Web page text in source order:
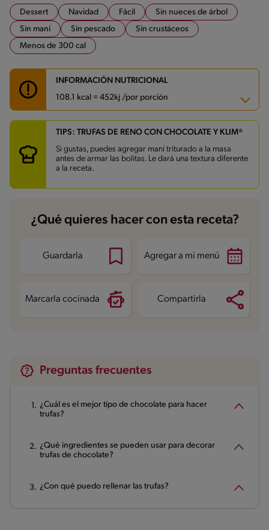
Dessert Navidad Fácil
Sin nueces de árbol
Sin maní
Sin pescado
Sin crustáceos
Menos de 300 cal
INFORMACIÓN NUTRICIONAL
108.1 kcal = 452kj /por porción
Carbohidratos 13.8 g
Energía 108.1 kcal
Grasas 5.3 g
Fibra 3.2 g
TIPS: TRUFAS DE RENO CON CHOCOLATE Y KLIM®
Si gustas, puedes agregar maní triturado a la masa
antes de armar las bolitas. Le dará una textura diferente
a la receta.
¿Qué quieres hacer con esta receta?
Guardarla Agregar a mi menú
Marcarla cocinada Compartirla
Preguntas frecuentes
¿Cuál es el mejor tipo de chocolate para hacer
trufas?
¿Qué ingredientes se pueden usar para decorar
trufas de chocolate?
¿Con qué puedo rellenar las trufas?